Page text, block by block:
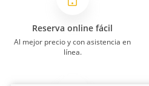
Reserva online fácil
Al mejor precio y con asistencia en
línea.